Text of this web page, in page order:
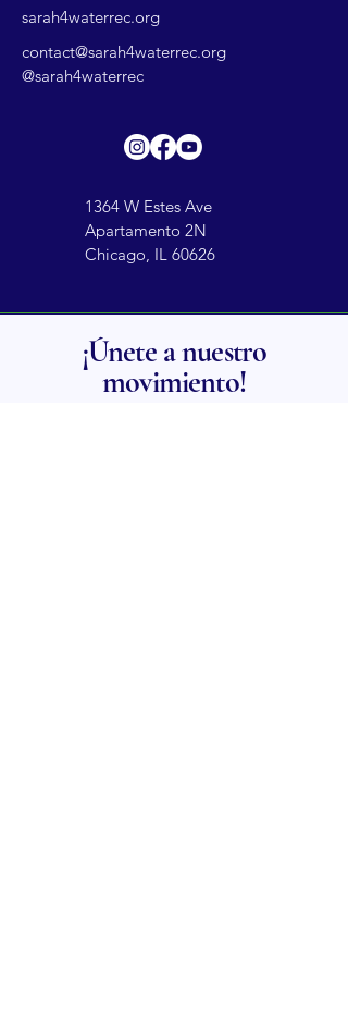
sarah4waterrec.org
contact@sarah4waterrec.org
@sarah4waterrec
1364 W Estes Ave
Apartamento 2N
Chicago, IL 60626
¡Únete a nuestro
movimiento!